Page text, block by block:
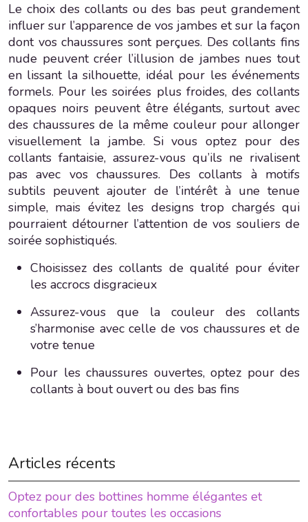
Le choix des collants ou des bas peut grandement
influer sur l’apparence de vos jambes et sur la façon
dont vos chaussures sont perçues. Des collants fins
nude peuvent créer l’illusion de jambes nues tout
en lissant la silhouette, idéal pour les événements
formels. Pour les soirées plus froides, des collants
opaques noirs peuvent être élégants, surtout avec
des chaussures de la même couleur pour allonger
visuellement la jambe. Si vous optez pour des
collants fantaisie, assurez-vous qu’ils ne rivalisent
pas avec vos chaussures. Des collants à motifs
subtils peuvent ajouter de l’intérêt à une tenue
simple, mais évitez les designs trop chargés qui
pourraient détourner l’attention de vos souliers de
soirée sophistiqués.
Choisissez des collants de qualité pour éviter
les accrocs disgracieux
Assurez-vous que la couleur des collants
s’harmonise avec celle de vos chaussures et de
votre tenue
Pour les chaussures ouvertes, optez pour des
collants à bout ouvert ou des bas fins
Articles récents
Optez pour des bottines homme élégantes et
confortables pour toutes les occasions